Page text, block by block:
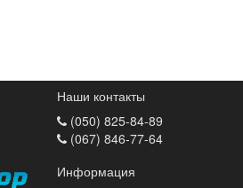
Наши контакты
(050) 825-84-89
(067) 846-77-64
Информация